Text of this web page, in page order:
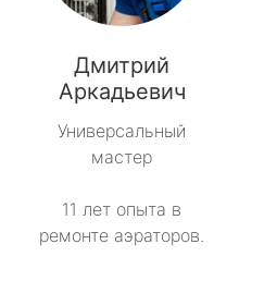
Дмитрий
Аркадьевич
Универсальный
мастер
11 лет опыта в
ремонте аэраторов.